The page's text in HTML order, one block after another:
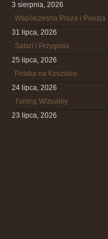
3 sierpnia, 2026
Współczesna Proza i Poezja
31 lipca, 2026
Safari i Przygoda
25 lipca, 2026
Polska na Koszulce
24 lipca, 2026
Tuning Wizualny
23 lipca, 2026